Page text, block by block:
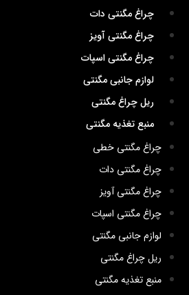
چراغ مگنتی دات
چراغ مگنتی آویز
چراغ مگنتی اسپات
لوازم جانبی مگنتی
ریل چراغ مگنتی
منبع تغذیه مگنتی
چراغ مگنتی خطی
چراغ مگنتی دات
چراغ مگنتی آویز
چراغ مگنتی اسپات
لوازم جانبی مگنتی
ریل چراغ مگنتی
منبع تغذیه مگنتی